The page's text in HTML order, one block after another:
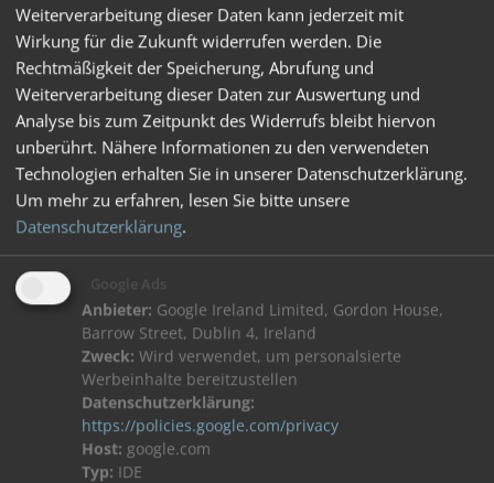
Weiterverarbeitung dieser Daten kann jederzeit mit
Wirkung für die Zukunft widerrufen werden. Die
Rechtmäßigkeit der Speicherung, Abrufung und
Weiterverarbeitung dieser Daten zur Auswertung und
Analyse bis zum Zeitpunkt des Widerrufs bleibt hiervon
unberührt. Nähere Informationen zu den verwendeten
Technologien erhalten Sie in unserer Datenschutzerklärung.
Um mehr zu erfahren, lesen Sie bitte unsere
Datenschutzerklärung.
Google Ads
Anbieter: Google Ireland Limited, Gordon House,
Barrow Street, Dublin 4, Ireland
Zweck: Wird verwendet, um personalsierte
Werbeinhalte bereitzustellen
Datenschutzerklärung:
https://policies.google.com/privacy
Host: google.com
Typ: IDE